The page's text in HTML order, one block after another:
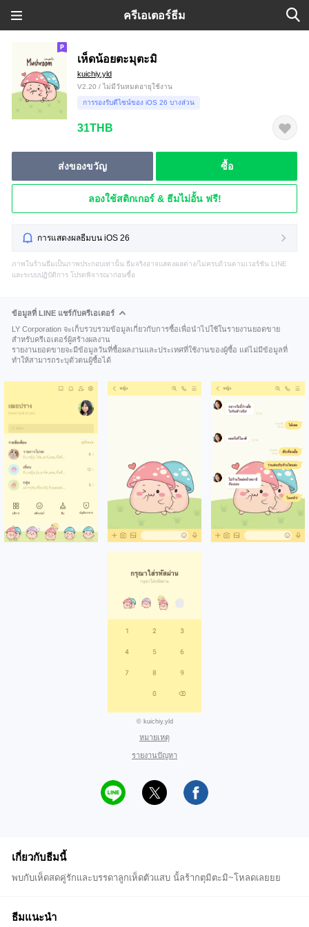
ครีเอเตอร์ธีม
เห็ดน้อยตะมุตะมิ
kuichiy.yld
V2.20 / ไม่มีวันหมดอายุใช้งาน
การรองรับดีไซน์ของ iOS 26 บางส่วน
31THB
ส่งของขวัญ ซื้อ
ลองใช้สติกเกอร์ & ธีมไม่อั้น ฟรี!
การแสดงผลธีมบน iOS 26
ภาพในร้านธีมเป็นภาพประกอบเท่านั้น ธีมจริงอาจแสดงผลต่าง/ไม่ครบถ้วนตามเวอร์ชัน LINE
และระบบปฏิบัติการ โปรดพิจารณาก่อนซื้อ
ข้อมูลที่ LINE แชร์กับครีเอเตอร์
LY Corporation จะเก็บรวบรวมข้อมูลเกี่ยวกับการซื้อเพื่อนำไปใช้ในรายงานยอดขาย
สำหรับครีเอเตอร์ผู้สร้างผลงาน
รายงานยอดขายจะมีข้อมูลวันที่ซื้อผลงานและประเทศที่ใช้งานของผู้ซื้อ แต่ไม่มีข้อมูลที่
ทำให้สามารถระบุตัวตนผู้ซื้อได้
© kuichiy.yld
หมายเหตุ
รายงานปัญหา
เกี่ยวกับธีมนี้
พบกับเห็ดสดคู่รักและบรรดาลูกเห็ดตัวแสบ นั้ลร้ากตุมิตะมิ~โหลดเลยยย
ธีมแนะนำ